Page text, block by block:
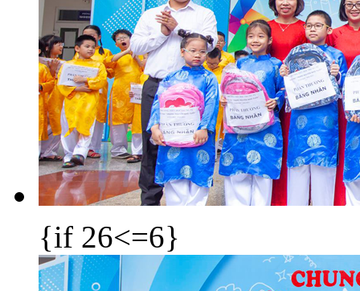
{if 26<=6}